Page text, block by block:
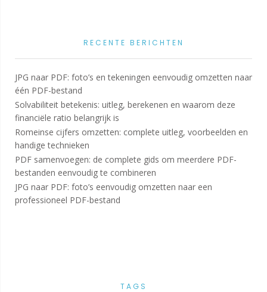
RECENTE BERICHTEN
JPG naar PDF: foto’s en tekeningen eenvoudig omzetten naar
één PDF-bestand
Solvabiliteit betekenis: uitleg, berekenen en waarom deze
financiële ratio belangrijk is
Romeinse cijfers omzetten: complete uitleg, voorbeelden en
handige technieken
PDF samenvoegen: de complete gids om meerdere PDF-
bestanden eenvoudig te combineren
JPG naar PDF: foto’s eenvoudig omzetten naar een
professioneel PDF-bestand
TAGS